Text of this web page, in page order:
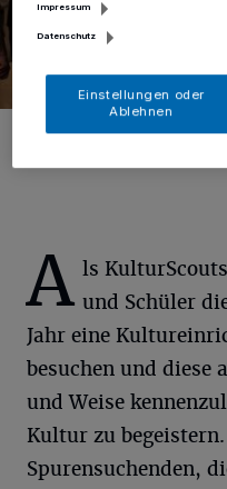
A ls
und Schüler
Jahr eine
besuchen und diese
und Weise
Kultur zu
Spurensuchenden,
Impressum
Datenschutz
Einstellungen oder
Ablehnen